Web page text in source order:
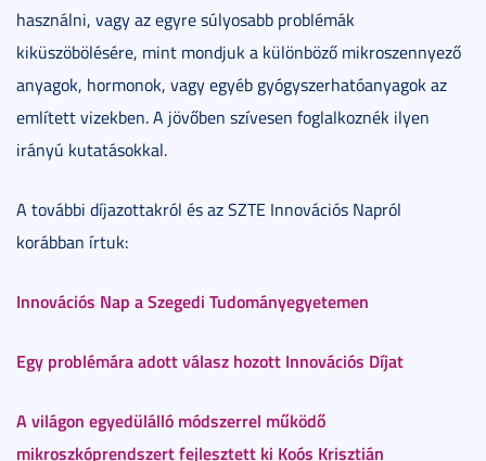
használni, vagy az egyre súlyosabb problémák
kiküszöbölésére, mint mondjuk a különböző mikroszennyező
anyagok, hormonok, vagy egyéb gyógyszerhatóanyagok az
említett vizekben. A jövőben szívesen foglalkoznék ilyen
irányú kutatásokkal.
A további díjazottakról és az SZTE Innovációs Napról
korábban írtuk:
Innovációs Nap a Szegedi Tudományegyetemen
Egy problémára adott válasz hozott Innovációs Díjat
A világon egyedülálló módszerrel működő
mikroszkóprendszert fejlesztett ki Koós Krisztián